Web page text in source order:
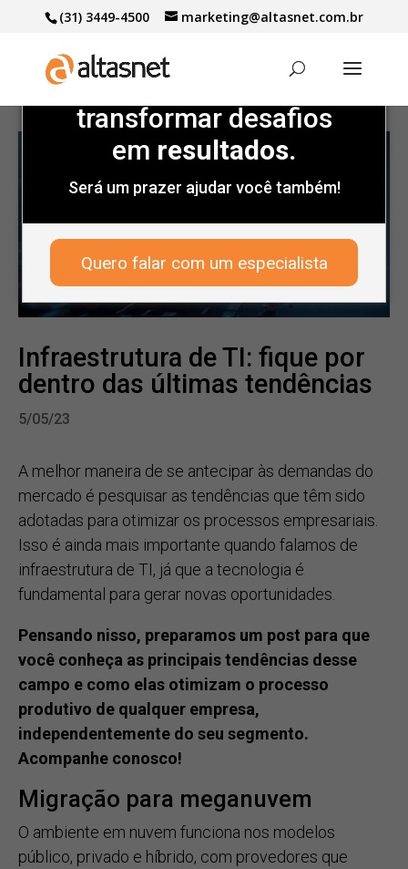
Marcas de peso
confiam
transformar desafios
em resultados.
Será um prazer ajudar você também!
Quero falar com um especialista
(31) 3449-4500 marketing@altasnet.com.br
Infraestrutura de TI: fique por
dentro das últimas tendências
5/05/23
A melhor maneira de se antecipar às demandas do
mercado é pesquisar as tendências que têm sido
adotadas para otimizar os processos empresariais.
Isso é ainda mais importante quando falamos de
infraestrutura de TI, já que a tecnologia é
fundamental para gerar novas oportunidades.
Pensando nisso, preparamos um post para que
você conheça as principais tendências desse
campo e como elas otimizam o processo
produtivo de qualquer empresa,
independentemente do seu segmento.
Acompanhe conosco!
Migração para meganuvem
O ambiente em nuvem funciona nos modelos
público, privado e híbrido, com provedores que